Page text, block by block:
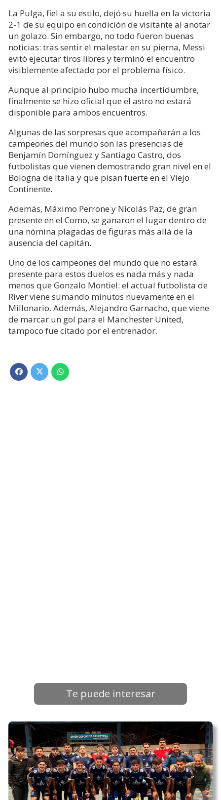
La Pulga, fiel a su estilo, dejó su huella en la victoria
2-1 de su equipo en condición de visitante al anotar
un golazo. Sin embargo, no todo fueron buenas
noticias: tras sentir el malestar en su pierna, Messi
evitó ejecutar tiros libres y terminó el encuentro
visiblemente afectado por el problema físico.
Aunque al principio hubo mucha incertidumbre,
finalmente se hizo oficial que el astro no estará
disponible para ambos encuentros.
Algunas de las sorpresas que acompañarán a los
campeones del mundo son las presencias de
Benjamín Domínguez y Santiago Castro, dos
futbolistas que vienen demostrando gran nivel en el
Bologna de Italia y que pisan fuerte en el Viejo
Continente.
Además, Máximo Perrone y Nicolás Paz, de gran
presente en el Como, se ganaron el lugar dentro de
una nómina plagadas de figuras más allá de la
ausencia del capitán.
Uno de los campeones del mundo que no estará
presente para estos duelos es nada más y nada
menos que Gonzalo Montiel: el actual futbolista de
River viene sumando minutos nuevamente en el
Millonario. Además, Alejandro Garnacho, que viene
de marcar un gol para el Manchester United,
tampoco fue citado por el entrenador.
Te puede interesar